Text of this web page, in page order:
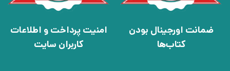
ضمانت اورجینال بودن
کتاب‌ها
امنیت پرداخت و اطلاعات
کاربران سایت